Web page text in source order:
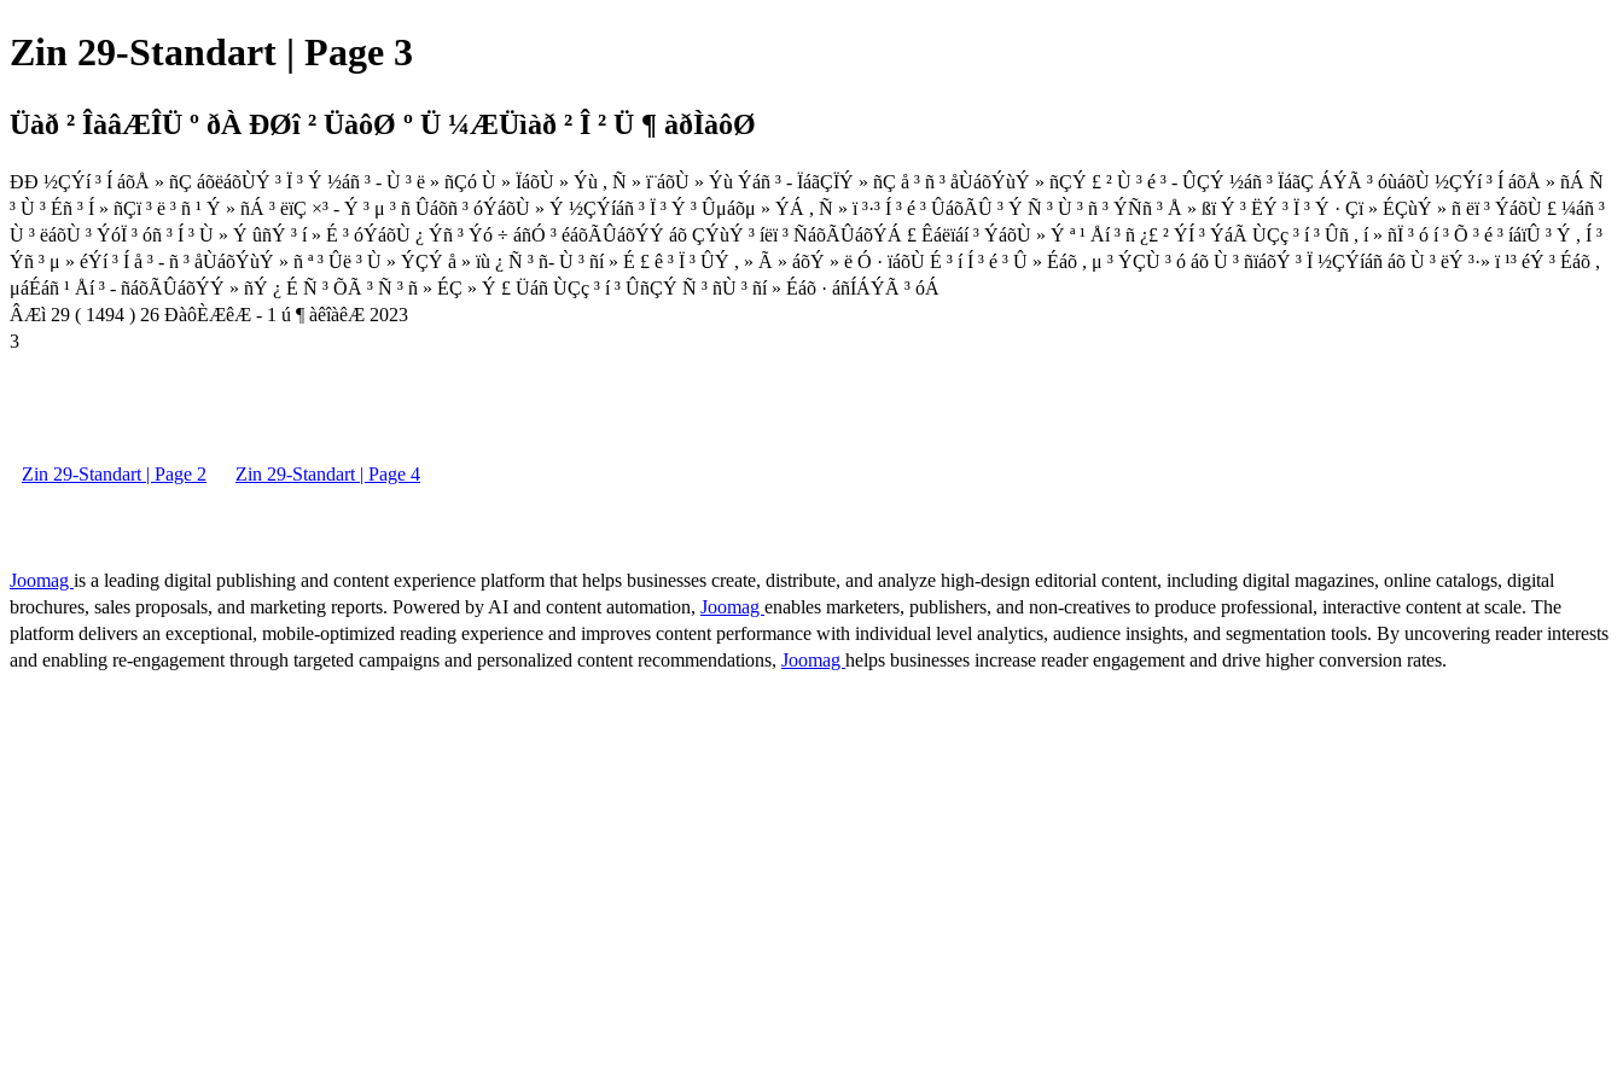
Zin 29-Standart | Page 3
Üàð ² ÎàâÆÎÜ º ðÀ ÐØî ² ÜàôØ º Ü ¼ÆÜìàð ² Î ² Ü ¶ àðÌàôØ
ÐÐ ½ÇÝí ³ Í áõÅ » ñÇ áõëáõÙÝ ³ Ï ³ Ý ½áñ ³ - Ù ³ ë » ñÇó Ù » ÏáõÙ » Ýù , Ñ » ï¨áõÙ » Ýù Ýáñ ³ - ÏáãÇÏÝ » ñÇ å ³ ñ ³ åÙáõÝùÝ » ñÇÝ £ ² Ù ³ é ³ - ÛÇÝ ½áñ ³ ÏáãÇ ÁÝÃ ³ óùáõÙ ½ÇÝí ³ Í áõÅ » ñÁ Ñ
³ Ù ³ Éñ ³ Í » ñÇï ³ ë ³ ñ ¹ Ý » ñÁ ³ ëïÇ ×³ - Ý ³ μ ³ ñ Ûáõñ ³ óÝáõÙ » Ý ½ÇÝíáñ ³ Ï ³ Ý ³ Ûμáõμ » ÝÁ , Ñ » ï ³·³ Í ³ é ³ ÛáõÃÛ ³ Ý Ñ ³ Ù ³ ñ ³ ÝÑñ ³ Å » ßï Ý ³ ËÝ ³ Ï ³ Ý · Çï » ÉÇùÝ » ñ ëï ³ ÝáõÙ £ ¼áñ ³
Ù ³ ëáõÙ ³ ÝóÏ ³ óñ ³ Í ³ Ù » Ý ûñÝ ³ í » É ³ óÝáõÙ ¿ Ýñ ³ Ýó ÷ áñÓ ³ éáõÃÛáõÝÝ áõ ÇÝùÝ ³ íëï ³ ÑáõÃÛáõÝÁ £ Êáëïáí ³ ÝáõÙ » Ý ª ¹ Åí ³ ñ ¿£ ² ÝÍ ³ ÝáÃ ÙÇç ³ í ³ Ûñ , í » ñÏ ³ ó í ³ Õ ³ é ³ íáïÛ ³ Ý , Í ³
Ýñ ³ μ » éÝí ³ Í å ³ - ñ ³ åÙáõÝùÝ » ñ ª ³ Ûë ³ Ù » ÝÇÝ å » ïù ¿ Ñ ³ ñ- Ù ³ ñí » É £ ê ³ Ï ³ ÛÝ , » Ã » áõÝ » ë Ó · ïáõÙ É ³ í Í ³ é ³ Û » Éáõ , μ ³ ÝÇÙ ³ ó áõ Ù ³ ñïáõÝ ³ Ï ½ÇÝíáñ áõ Ù ³ ëÝ ³·» ï ¹³ éÝ ³ Éáõ ,
μáÉáñ ¹ Åí ³ - ñáõÃÛáõÝÝ » ñÝ ¿ É Ñ ³ ÕÃ ³ Ñ ³ ñ » ÉÇ » Ý £ Üáñ ÙÇç ³ í ³ ÛñÇÝ Ñ ³ ñÙ ³ ñí » Éáõ · áñÍÁÝÃ ³ óÁ
ÂÆì 29 ( 1494 ) 26 ÐàôÈÆêÆ - 1 ú ¶ àêîàêÆ 2023
3
Zin 29-Standart | Page 2 Zin 29-Standart | Page 4
Joomag is a leading digital publishing and content experience platform that helps businesses create, distribute, and analyze high-design editorial content, including digital magazines, online catalogs, digital
brochures, sales proposals, and marketing reports. Powered by AI and content automation, Joomag enables marketers, publishers, and non-creatives to produce professional, interactive content at scale. The
platform delivers an exceptional, mobile-optimized reading experience and improves content performance with individual level analytics, audience insights, and segmentation tools. By uncovering reader interests
and enabling re-engagement through targeted campaigns and personalized content recommendations, Joomag helps businesses increase reader engagement and drive higher conversion rates.